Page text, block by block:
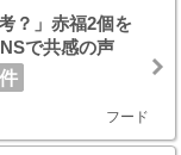
？」赤福2個を
で共感の声
フード